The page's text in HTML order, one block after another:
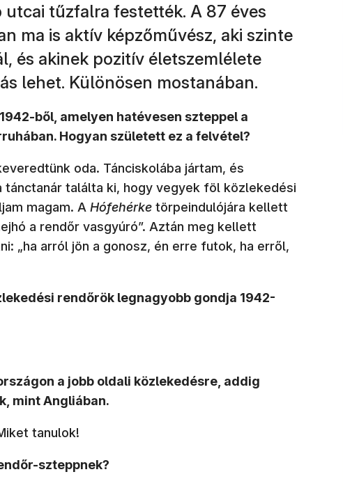
tűzfalra festették. A 87 éves
ma is aktív képzőművész, aki szinte
és akinek pozitív életszemlélete
lehet. Különösen mostanában.
ből, amelyen hatévesen szteppel a
Hogyan született ez a felvétel?
oda. Tánciskolába jártam, és
tánctanár találta ki, hogy vegyek föl közlekedési
magam. A Hófehérke törpeindulójára kellett
a rendőr vasgyúró”. Aztán meg kellett
„ha arról jön a gonosz, én erre futok, ha erről,
rendőrök legnagyobb gondja 1942-
a jobb oldali közlekedésre, addig
mint Angliában.
tanulok!
szteppnek?